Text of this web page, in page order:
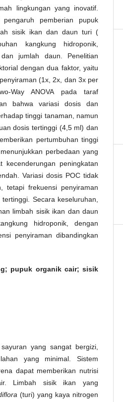
lingkungan yang inovatif.
pemberian pupuk
sisik ikan dan daun turi (
kangkung hidroponik,
jumlah daun. Penelitian
dengan dua faktor, yaitu
(1x, 2x, dan 3x per
Way ANOVA pada taraf
bahwa variasi dosis dan
tinggi tanaman, namun
dosis tertinggi (4,5 ml) dan
pertumbuhan tinggi
perbedaan yang
kecenderungan peningkatan
Variasi dosis POC tidak
tetapi frekuensi penyiraman
Secara keseluruhan,
limbah sisik ikan dan daun
hidroponik, dengan
penyiraman dibandingkan
pupuk organik cair; sisik
yang sangat bergizi,
yang minimal. Sistem
dapat memberikan nutrisi
Limbah sisik ikan yang
(turi) yang kaya nitrogen